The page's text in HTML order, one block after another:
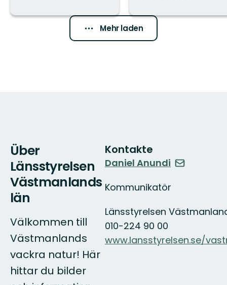
Mehr laden
Über
Länsstyrelsen
Västmanlands
län
Välkommen till
Västmanlands
vackra natur! Här
hittar du bilder
Kontakte
Daniel Anundi
Kommunikatör
Länsstyrelsen
010-224 90 00
www.lansstyrelsen.se/